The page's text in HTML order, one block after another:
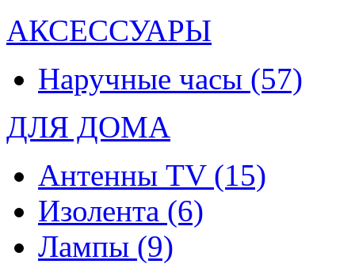
АКСЕССУАРЫ
Наручные часы (57)
ДЛЯ ДОМА
Антенны TV (15)
Изолента (6)
Лампы (9)